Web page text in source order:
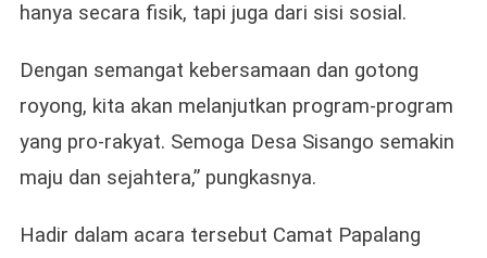
hanya secara fisik, tapi juga dari sisi sosial.
Dengan semangat kebersamaan dan gotong
royong, kita akan melanjutkan program-program
yang pro-rakyat. Semoga Desa Sisango semakin
maju dan sejahtera,” pungkasnya.
Hadir dalam acara tersebut Camat Papalang